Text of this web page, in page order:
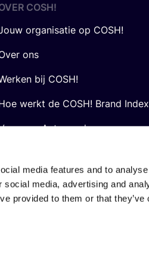
media features and to
media, advertising and
provided to them or that they’ve
COSH!
organisatie op COSH!
ons
bij COSH!
werkt de COSH! Brand
en Antwoord